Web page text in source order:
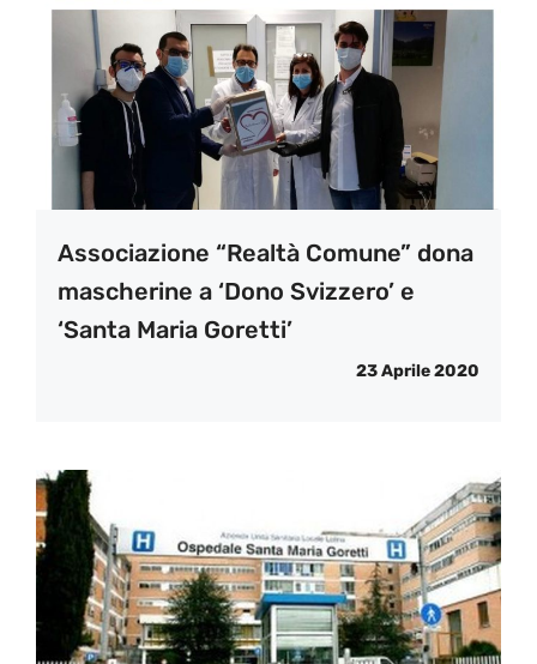
Associazione “Realtà Comune” dona
mascherine a ‘Dono Svizzero’ e
‘Santa Maria Goretti’
23 Aprile 2020